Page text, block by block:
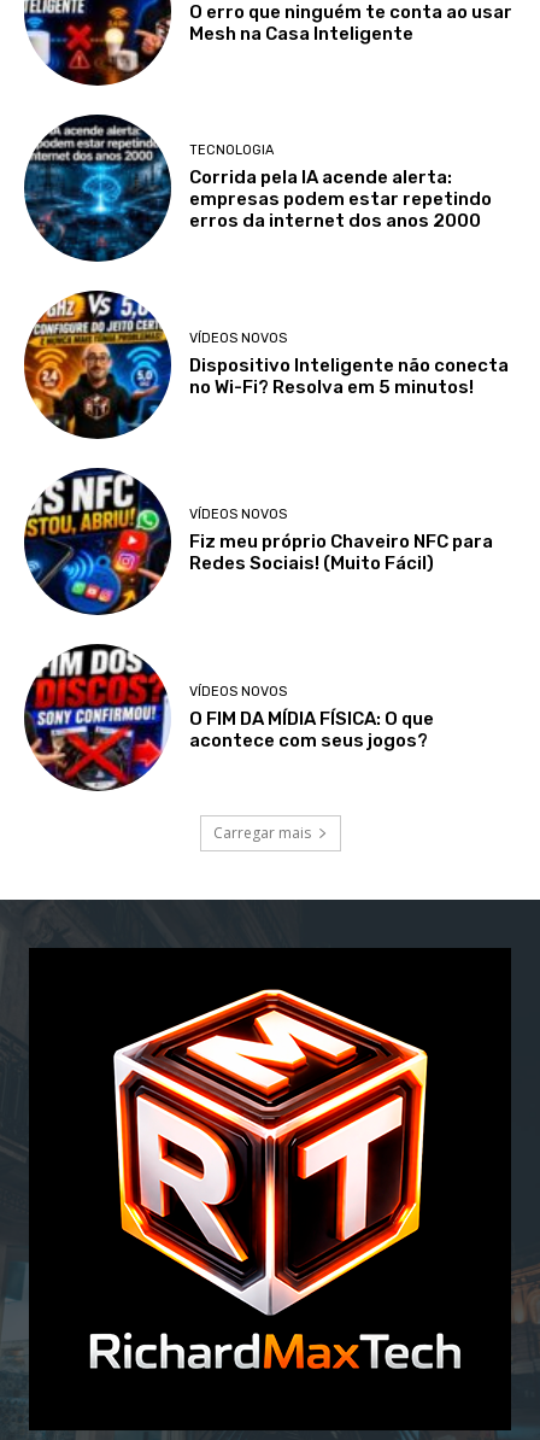
O erro que ninguém te conta ao usar
Mesh na Casa Inteligente
TECNOLOGIA
Corrida pela IA acende alerta:
empresas podem estar repetindo
erros da internet dos anos 2000
VÍDEOS NOVOS
Dispositivo Inteligente não conecta
no Wi-Fi? Resolva em 5 minutos!
VÍDEOS NOVOS
Fiz meu próprio Chaveiro NFC para
Redes Sociais! (Muito Fácil)
VÍDEOS NOVOS
O FIM DA MÍDIA FÍSICA: O que
acontece com seus jogos?
Carregar mais